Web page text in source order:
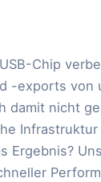
Chip
-exports von
damit nicht
Ergebnis?